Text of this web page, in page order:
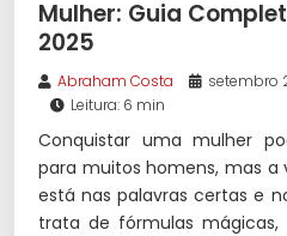
Mulher: Guia
2025
Abraham Costa setembro
Leitura: 6 min
Conquistar uma mulher
para muitos homens, mas a
está nas palavras certas e
trata de fórmulas